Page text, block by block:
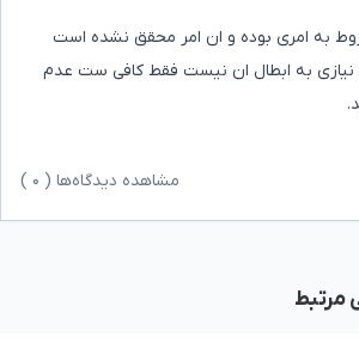
به امری بوده و ان امر محقق نشده است
به ابطال ان نیست فقط کافی ست عدم
مشاهده دیدگاه‌ها ( ۰
مرتبط